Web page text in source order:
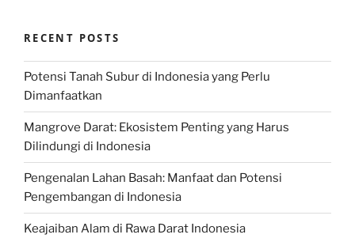
RECENT POSTS
Potensi Tanah Subur di Indonesia yang Perlu
Dimanfaatkan
Mangrove Darat: Ekosistem Penting yang Harus
Dilindungi di Indonesia
Pengenalan Lahan Basah: Manfaat dan Potensi
Pengembangan di Indonesia
Keajaiban Alam di Rawa Darat Indonesia